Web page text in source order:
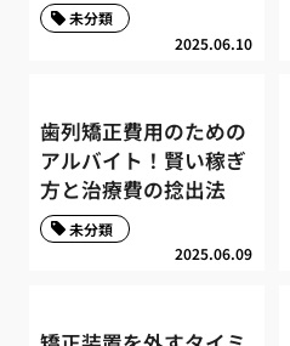
2025.06.10
未分類
歯列矯正費用のための
アルバイト！賢い稼ぎ
方と治療費の捻出法
2025.06.09
未分類